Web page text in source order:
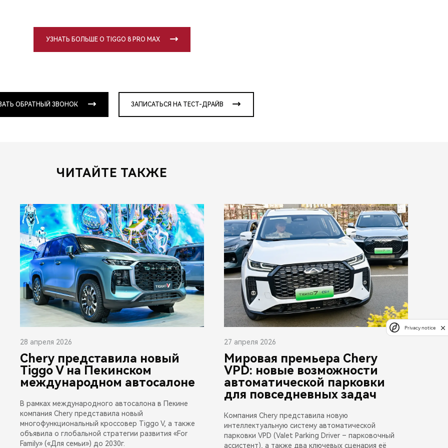
УЗНАТЬ БОЛЬШЕ О TIGGO 8 PRO MAX
ОБРАТНЫЙ ЗВОНОК ЗАПИСАТЬСЯ НА ТЕСТ-ДРАЙВ
ЧИТАЙТЕ ТАКЖЕ
28 апреля 2026
Chery представила новый
Tiggo V на Пекинском
международном автосалоне
В рамках международного автосалона в Пекине
компания Chery представила новый
многофункциональный кроссовер Tiggo V, а также
объявила о глобальной стратегии развития «For
Family» («Для семьи») до 2030г.
27 апреля 2026
Мировая премьера Chery
VPD: новые возможности
автоматической парковки
для повседневных задач
Компания Chery представила новую
интеллектуальную систему автоматической
парковки VPD (Valet Parking Driver – парковочный
ассистент), а также два ключевых сценария её
Privacy notice